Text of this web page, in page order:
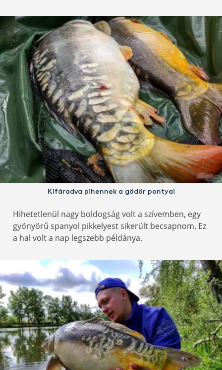
Kifáradva pihennek a gödör pontyai
Hihetetlenül nagy boldogság volt a szívemben, egy
gyönyörű spanyol pikkelyest sikerült becsapnom. Ez
a hal volt a nap legszebb példánya.